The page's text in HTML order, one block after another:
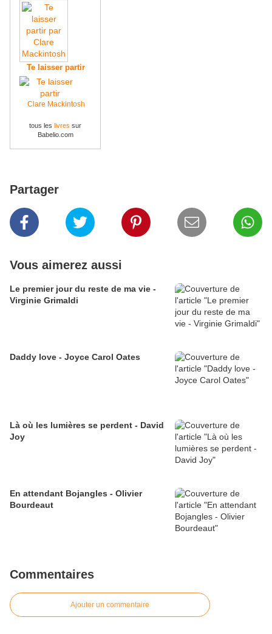
Te laisser partir
Clare Mackintosh
tous les livres sur
Babelio.com
Partager
Vous aimerez aussi
Le premier jour du reste de ma vie -
Virginie Grimaldi
Daddy love - Joyce Carol Oates
Là où les lumières se perdent - David
Joy
En attendant Bojangles - Olivier
Bourdeaut
Commentaires
Ajouter un commentaire